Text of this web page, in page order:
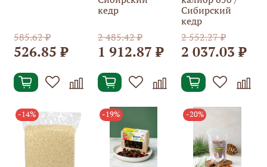
585.62 ₽
526.85 ₽
кедр
2 485.42 ₽
1 912.87 ₽
Сибирский
кедр
2 552.27 ₽
2 037.03 ₽
-14% -19% -20%